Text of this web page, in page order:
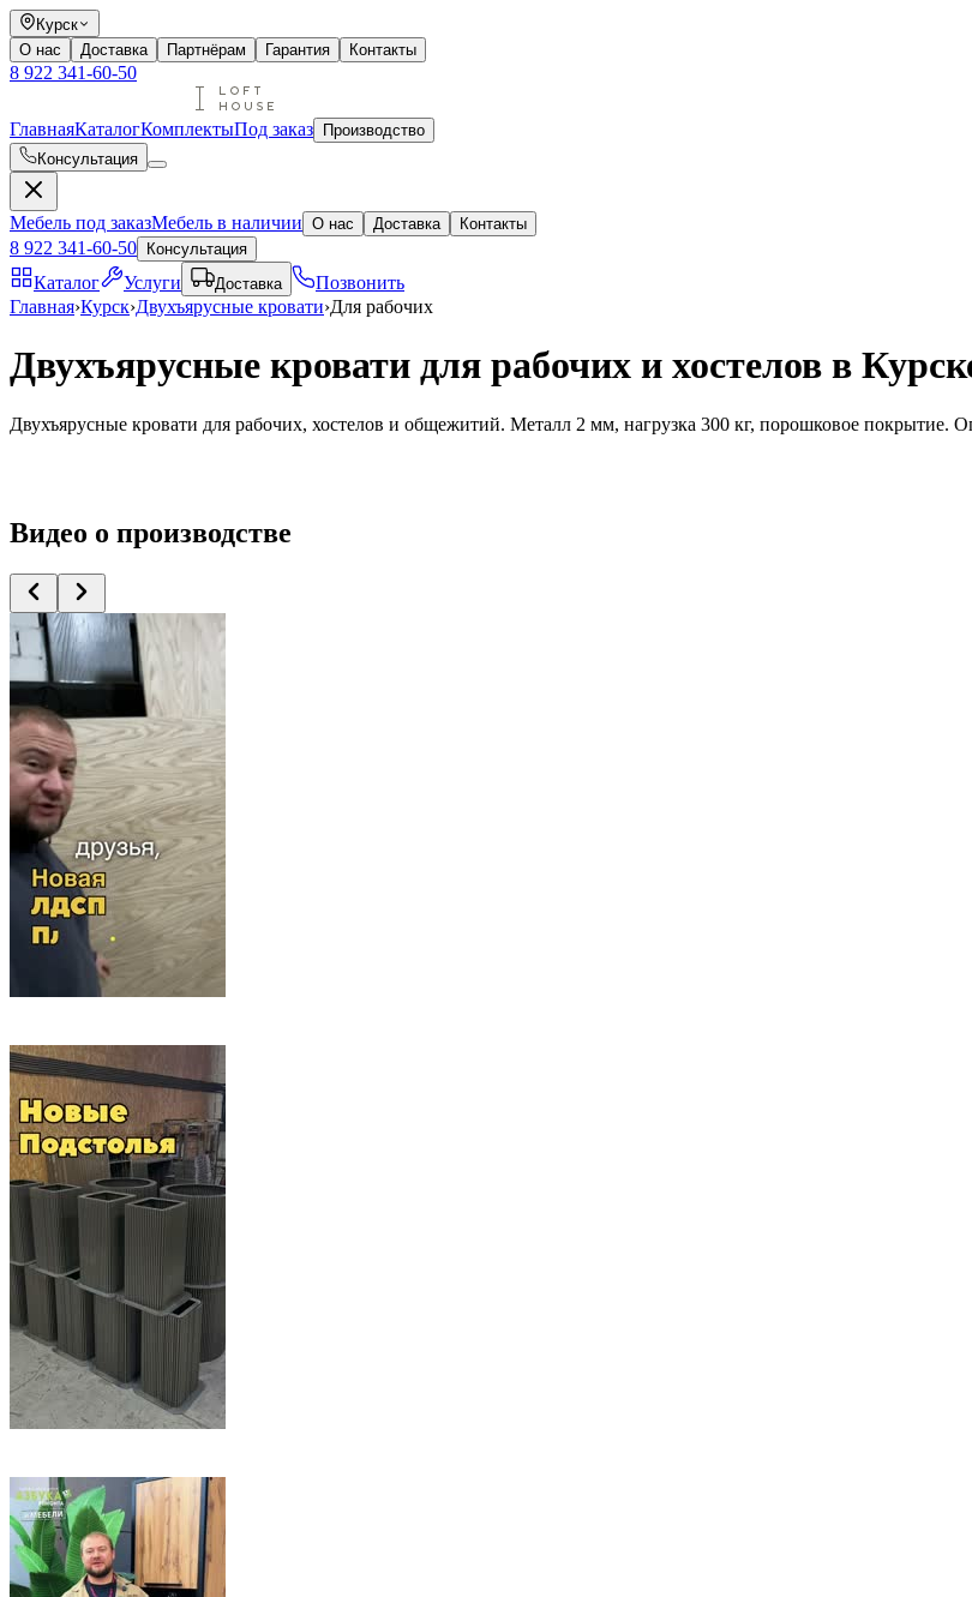
Курск
О нас
Доставка Партнёрам Гарантия Контакты
8 922 341-60-50
ГлавнаяКаталогКомплектыПод заказ
Производство
Консультация
Мебель под заказМебель в наличии О нас Доставка Контакты
8 922 341-60-50 Консультация
Каталог Услуги Доставка
Позвонить
Главная›Курск›Двухъярусные кровати›Для рабочих
Двухъярусные кровати для рабочих и хостелов в
Двухъярусные кровати для рабочих, хостелов и общежитий. Металл 2 мм, нагрузка 300 кг, порошковое покрытие.
Видео о производстве